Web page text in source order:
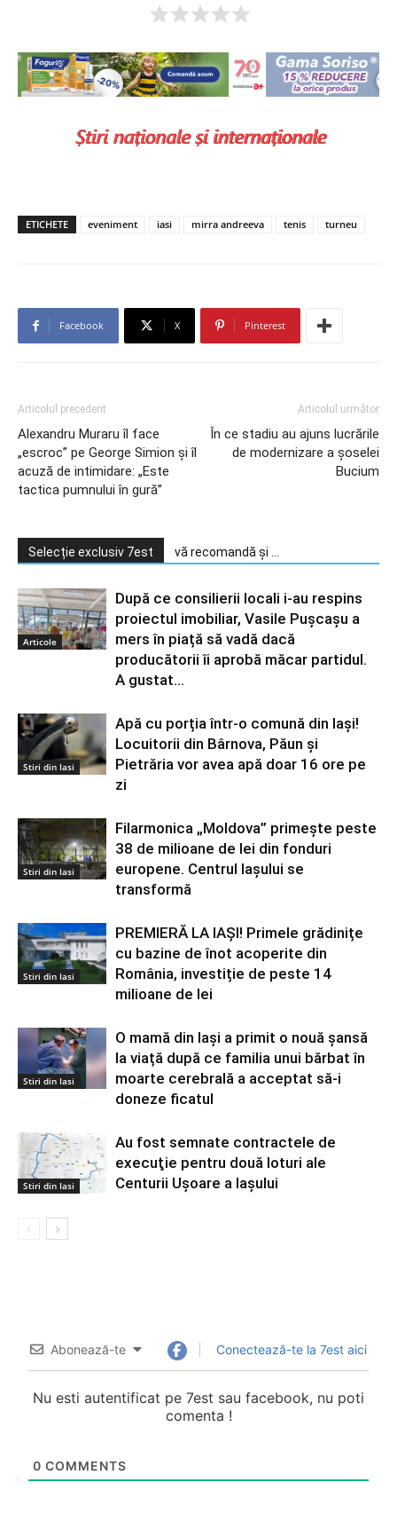
ETICHETE eveniment iasi mirra andreeva tenis turneu
Facebook X Pinterest
Articolul precedent
Alexandru Muraru îl face
„escroc” pe George Simion și îl
acuză de intimidare: „Este
tactica pumnului în gură”
Articolul următor
În ce stadiu au ajuns lucrările
de modernizare a șoselei
Bucium
Selecție exclusiv 7est vă recomandă și ...
Articole
După ce consilierii locali i-au respins
proiectul imobiliar, Vasile Pușcașu a
mers în piață să vadă dacă
producătorii îi aprobă măcar partidul.
A gustat...
Stiri din Iasi
Apă cu porția într-o comună din Iași!
Locuitorii din Bârnova, Păun și
Pietrăria vor avea apă doar 16 ore pe
zi
Stiri din Iasi
Filarmonica „Moldova” primește peste
38 de milioane de lei din fonduri
europene. Centrul Iașului se
transformă
Stiri din Iasi
PREMIERĂ LA IAȘI! Primele grădinițe
cu bazine de înot acoperite din
România, investiție de peste 14
milioane de lei
Stiri din Iasi
O mamă din Iași a primit o nouă șansă
la viață după ce familia unui bărbat în
moarte cerebrală a acceptat să-i
doneze ficatul
Stiri din Iasi
Au fost semnate contractele de
execuţie pentru două loturi ale
Centurii Uşoare a Iaşului
Abonează-te Conectează-te la 7est aici
Nu esti autentificat pe 7est sau facebook, nu poti
comenta !
0 COMMENTS